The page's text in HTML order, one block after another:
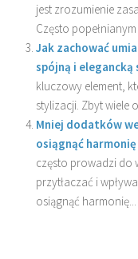
jest zrozumienie
Często popełnianym
Jak zachować
spójną i elegancką
kluczowy element,
stylizacji. Zbyt wiele
Mniej dodatków
osiągnąć
często prowadzi do
przytłaczać i
osiągnąć harmonię...